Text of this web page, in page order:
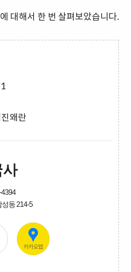
대해서 한 번 살펴보았습니다.
왜란